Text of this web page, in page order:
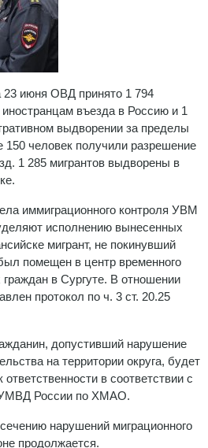
июня ОВД принято 1 794
въезда в Россию и 1
выдворении за пределы
человек получили разрешение
1 285 мигрантов выдворены в
иммиграционного контроля УВМ
исполнению вынесенных
мигрант, не покинувший
помещен в центр временного
в Сургуте. В отношении
протокол по ч. 3 ст. 20.25
допустивший нарушение
на территории округа, будет
в соответствии с
УМВД России по ХМАО.
нарушений миграционного
продолжается.